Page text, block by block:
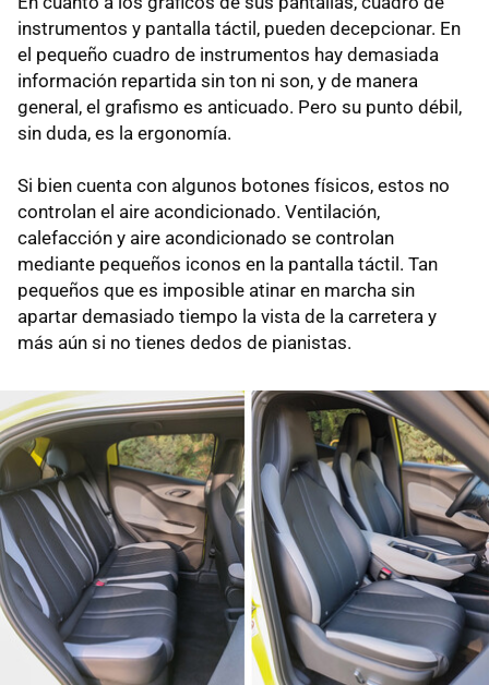
instrumentos y pantalla táctil, pueden decepcionar. En
el pequeño cuadro de instrumentos hay demasiada
información repartida sin ton ni son, y de manera
general, el grafismo es anticuado. Pero su punto débil,
sin duda, es la ergonomía.
Si bien cuenta con algunos botones físicos, estos no
controlan el aire acondicionado. Ventilación,
calefacción y aire acondicionado se controlan
mediante pequeños iconos en la pantalla táctil. Tan
pequeños que es imposible atinar en marcha sin
apartar demasiado tiempo la vista de la carretera y
más aún si no tienes dedos de pianistas.